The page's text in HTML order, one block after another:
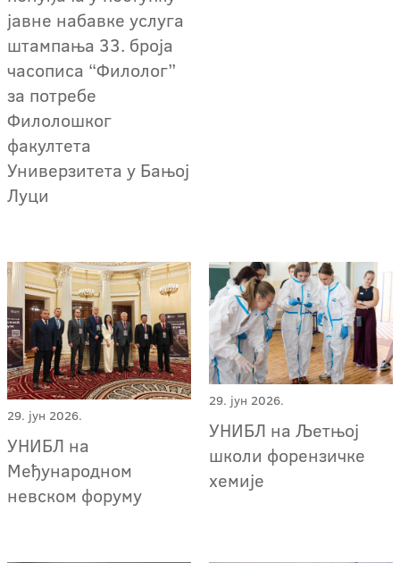
јавне набавке услуга
штампања 33. броја
часописа “Филолог”
за потребе
Филолошког
факултета
Универзитета у Бањој
Луци
29. јун 2026.
УНИБЛ на
Међународном
невском форуму
29. јун 2026.
УНИБЛ на Љетњој
школи форензичке
хемије